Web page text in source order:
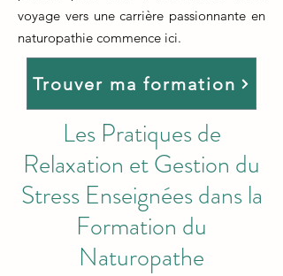
voyage vers une carrière passionnante en
naturopathie commence ici.
Trouver ma formation
Les Pratiques de
Relaxation et Gestion du
Stress Enseignées dans la
Formation du
Naturopathe